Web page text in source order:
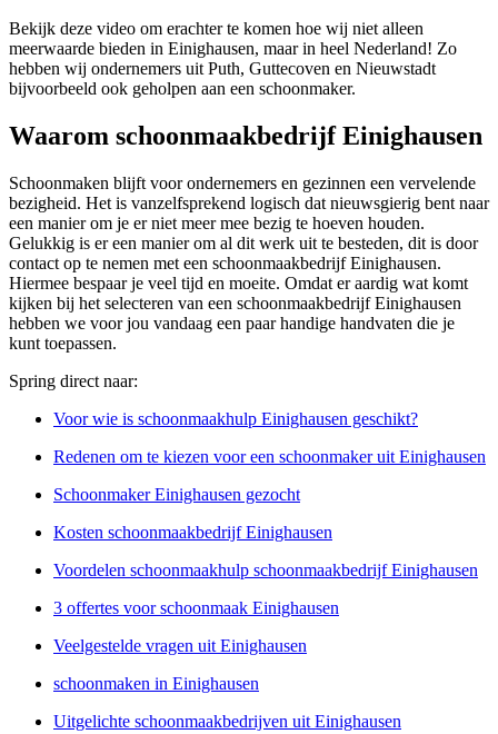
Bekijk deze video om erachter te komen hoe wij niet alleen
meerwaarde bieden in Einighausen, maar in heel Nederland! Zo
hebben wij ondernemers uit Puth, Guttecoven en Nieuwstadt
bijvoorbeeld ook geholpen aan een schoonmaker.
Waarom schoonmaakbedrijf Einighausen
Schoonmaken blijft voor ondernemers en gezinnen een vervelende
bezigheid. Het is vanzelfsprekend logisch dat nieuwsgierig bent naar
een manier om je er niet meer mee bezig te hoeven houden.
Gelukkig is er een manier om al dit werk uit te besteden, dit is door
contact op te nemen met een schoonmaakbedrijf Einighausen.
Hiermee bespaar je veel tijd en moeite. Omdat er aardig wat komt
kijken bij het selecteren van een schoonmaakbedrijf Einighausen
hebben we voor jou vandaag een paar handige handvaten die je
kunt toepassen.
Spring direct naar:
Voor wie is schoonmaakhulp Einighausen geschikt?
Redenen om te kiezen voor een schoonmaker uit Einighausen
Schoonmaker Einighausen gezocht
Kosten schoonmaakbedrijf Einighausen
Voordelen schoonmaakhulp schoonmaakbedrijf Einighausen
3 offertes voor schoonmaak Einighausen
Veelgestelde vragen uit Einighausen
schoonmaken in Einighausen
Uitgelichte schoonmaakbedrijven uit Einighausen